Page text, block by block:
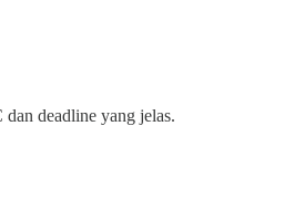
deadline yang jelas.